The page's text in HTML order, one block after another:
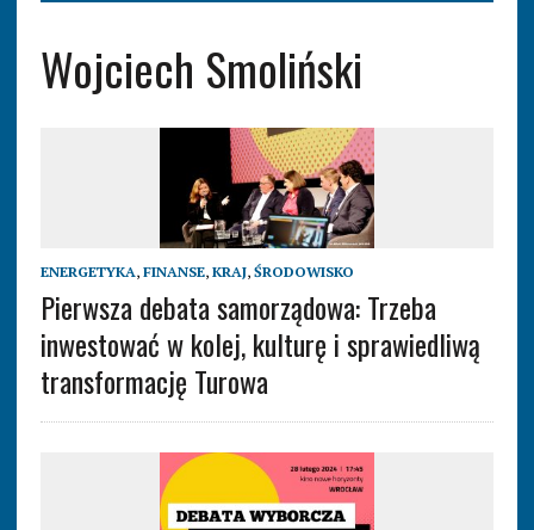
Wojciech Smoliński
ENERGETYKA, FINANSE, KRAJ, ŚRODOWISKO
Pierwsza debata samorządowa: Trzeba
inwestować w kolej, kulturę i sprawiedliwą
transformację Turowa